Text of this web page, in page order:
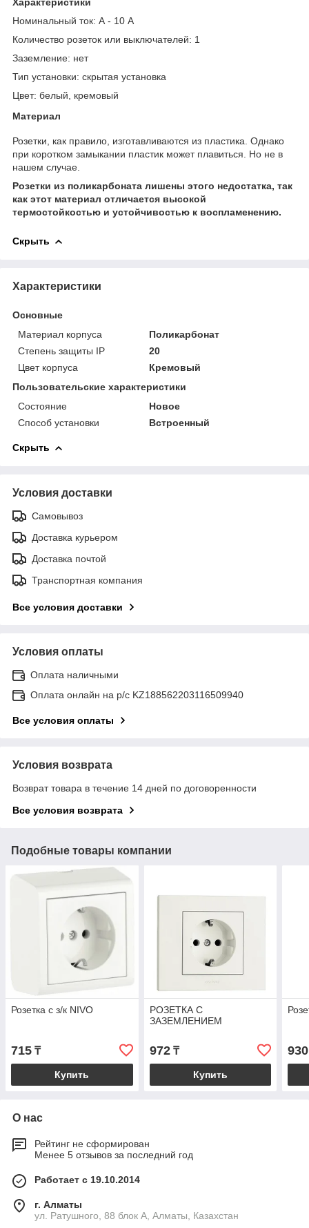
Характеристики
Номинальный ток: А- 10 А
Количество розеток или выключателей: 1
Заземление: нет
Тип установки: скрытая установка
Цвет: белый, кремовый
Материал
Розетки, как правило, изготавливаются из пластика. Однако
при коротком замыкании пластик может плавиться. Но не в
нашем случае.
Розетки из поликарбоната лишены этого недостатка, так
как этот материал отличается высокой
термостойкостью и устойчивостью к воспламенению.
Скрыть
Характеристики
Основные
Материал корпуса
Поликарбонат
Степень защиты IP
20
Цвет корпуса
Кремовый
Пользовательские характеристики
Состояние
Новое
Способ установки
Встроенный
Скрыть
Условия доставки
Самовывоз
Доставка курьером
Доставка почтой
Транспортная компания
Все условия доставки
Условия оплаты
Оплата наличными
Оплата онлайн на р/с KZ188562203116509940
Все условия оплаты
Условия возврата
Возврат товара в течение 14 дней по договоренности
Все условия возврата
Подобные товары компании
Розетка с з/к NIVO
715 ₸
Купить
РОЗЕТКА С
ЗАЗЕМЛЕНИЕМ
972₸
Купить
930
О нас
Рейтинг не сформирован
Менее 5 отзывов за последний год
Работает с 19.10.2014
г. Алматы
ул. Ратушного, 88 блок A, Алматы, Казахстан